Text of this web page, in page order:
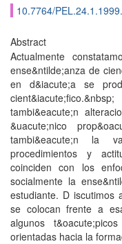
10.7764/PEL.24.1.1999.
Abstract
Actualmente
ense&ntilde;anza de
en d&iacute;a se
tambi&eacute;n
&uacute;nico
tambi&eacute;n la
procedimientos y
coinciden con los
socialmente la
estudiante. D iscutimos
se colocan frente a
algunos
orientadas hacia la